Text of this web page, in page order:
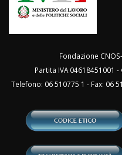
Fondazione
Partita IVA 04618451001
Telefono: 06 510775 1 - Fax: 06